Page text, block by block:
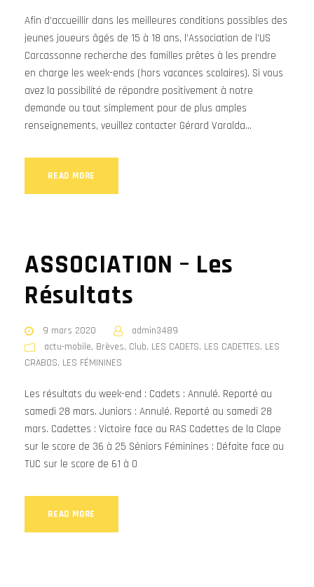
Afin d’accueillir dans les meilleures conditions possibles des
jeunes joueurs âgés de 15 à 18 ans, l’Association de l’US
Carcassonne recherche des familles prêtes à les prendre
en charge les week-ends (hors vacances scolaires). Si vous
avez la possibilité de répondre positivement à notre
demande ou tout simplement pour de plus amples
renseignements, veuillez contacter Gérard Varalda...
READ MORE
ASSOCIATION – Les
Résultats
9 mars 2020
admin3489
actu-mobile, Brèves, Club, LES CADETS, LES CADETTES, LES
CRABOS, LES FÉMININES
Les résultats du week-end : Cadets : Annulé. Reporté au
samedi 28 mars. Juniors : Annulé. Reporté au samedi 28
mars. Cadettes : Victoire face au RAS Cadettes de la Clape
sur le score de 36 à 25 Séniors Féminines : Défaite face au
TUC sur le score de 61 à 0
READ MORE